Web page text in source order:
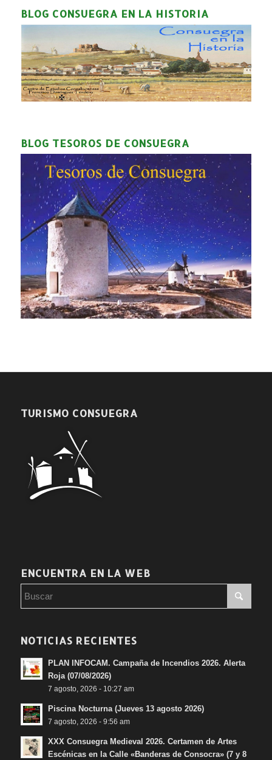
BLOG CONSUEGRA EN LA HISTORIA
BLOG TESOROS DE CONSUEGRA
TURISMO CONSUEGRA
ENCUENTRA EN LA WEB
NOTICIAS RECIENTES
PLAN INFOCAM. Campaña de Incendios 2026. Alerta
Roja (07/08/2026)
7 agosto, 2026 - 10:27 am
Piscina Nocturna (Jueves 13 agosto 2026)
7 agosto, 2026 - 9:56 am
XXX Consuegra Medieval 2026. Certamen de Artes
Escénicas en la Calle «Banderas de Consocra» (7 y 8